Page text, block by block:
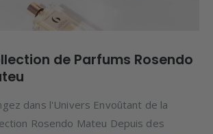
de Parfums Rosendo
dans l'Univers Envoûtant de la
Rosendo Mateu Depuis des